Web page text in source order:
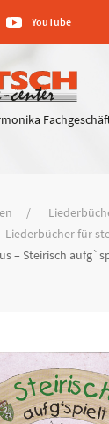
YouTube
Liederbücher für
– Steirisch